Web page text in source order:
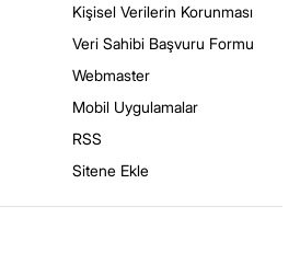
Kişisel Verilerin Korunması
Veri Sahibi Başvuru Formu
Webmaster
Mobil Uygulamalar
RSS
Sitene Ekle